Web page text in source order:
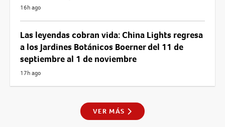
16h ago
Las leyendas cobran vida: China Lights regresa
a los Jardines Botánicos Boerner del 11 de
septiembre al 1 de noviembre
17h ago
VER MÁS